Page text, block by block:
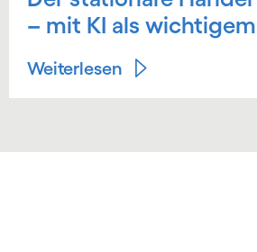
– mit KI als
Weiterlesen